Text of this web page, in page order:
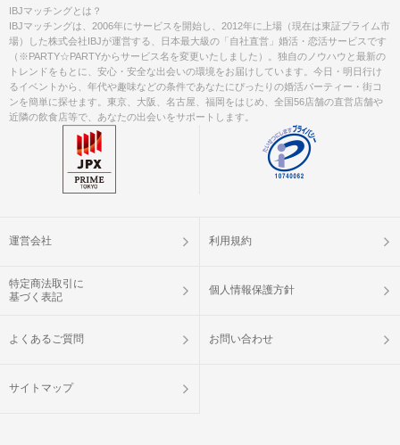
IBJマッチングとは？
IBJマッチングは、2006年にサービスを開始し、2012年に上場（現在は東証プライム市
場）した株式会社IBJが運営する、日本最大級の「自社直営」婚活・恋活サービスです
（※PARTY☆PARTYからサービス名を変更いたしました）。独自のノウハウと最新の
トレンドをもとに、安心・安全な出会いの環境をお届けしています。今日・明日行け
るイベントから、年代や趣味などの条件であなたにぴったりの婚活パーティー・街コ
ンを簡単に探せます。東京、大阪、名古屋、福岡をはじめ、全国56店舗の直営店舗や
近隣の飲食店等で、あなたの出会いをサポートします。
運営会社 利用規約
特定商法取引に
基づく表記
個人情報保護方針
よくあるご質問 お問い合わせ
サイトマップ